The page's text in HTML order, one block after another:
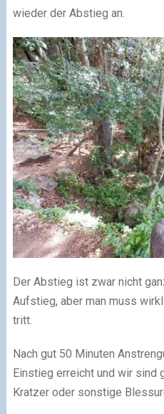
wieder der Abstieg an.
Der Abstieg ist zwar nicht
Aufstieg, aber man muss
tritt.
Nach gut 50 Minuten
Einstieg erreicht und wir sind
Kratzer oder sonstige